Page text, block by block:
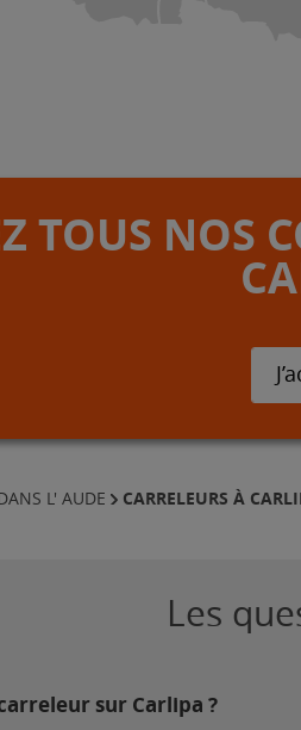
TOUS NOS
L' AUDE CARRELEURS À
Les
sur Carlipa ?